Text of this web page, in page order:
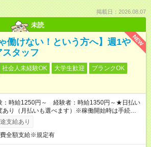
掲載日：2026.08.07
未読
NEW
働けない！という方へ】週1や
タッフ
社会人未経験OK 大学生歓迎
ブランクOK
：時給1250円～ 経験者：時給1350円～★日払い
あり（月払いも選べます）※稼働開始時は手続き完
払いとなります。
支給あり
全額支給※規定有